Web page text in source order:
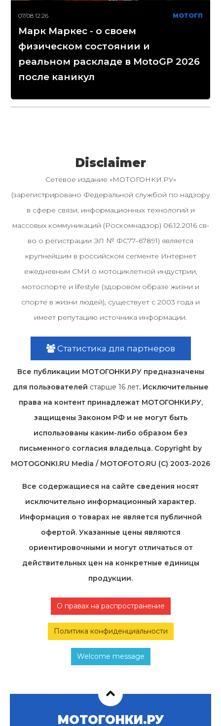
07/08 12:26 МОТОГП
Марк Маркес - о своем
физическом состоянии и
реальном раскладе в MotoGP 2026
после каникул
Disclaimer
Сетевое издание «МОТОГОНКИ.РУ»
(зарегистрировано Федеральной службой по надзору
в сфере связи, информационных технологий и
массовых коммуникаций (Роскомнадзор) 06.12.2016 св-
во о регистрации ЭЛ № ФС77–67891) является
крупнейшим в российском сегменте Интернет
ежедневным СМИ о мотоциклетной индустрии,
мотоспорте и lifestyle (здоровом образе жизни и
спорте в жизни людей), существует с 2003 года и
имеет репутацию источника информации.
Статистика для партнеров
Все публикации МОТОГОНКИ.РУ предназначены
для пользователей старше 16 лет. Исключительные
права на контент принадлежат МОТОГОНКИ.РУ,
защищены Законом РФ и не могут быть
использованы каким-либо образом без
письменного согласия владельца. Copyright by
MOTOGONKI.RU Media / MOTOFOTO.RU (C) 2003-2026
Все содержащиеся на cайте сведения носят
исключительно информационный характер.
Информация о товарах не является публичной
офертой. Указанные цены являются
ориентировочными и могут отличаться от
действительных цен на конкретные единицы
продукции.
О правах на распространение
Политика конфиденциальности
Welcome message
МОТОГОНКИ.РУ